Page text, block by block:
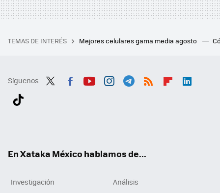
TEMAS DE INTERÉS Mejores celulares gama media agosto
Síguenos
En Xataka México hablamos de...
Investigación
Análisis